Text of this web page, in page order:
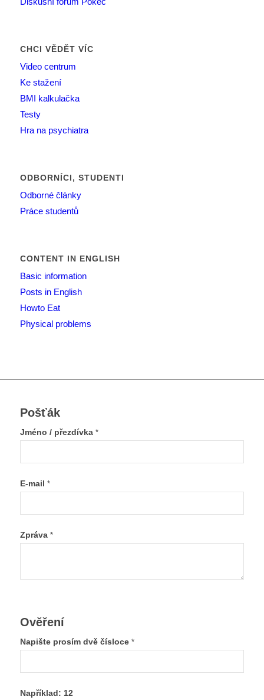
CHCI VĚDĚT VÍC
Video centrum
Ke stažení
BMI kalkulačka
Testy
Hra na psychiatra
ODBORNÍCI, STUDENTI
Odborné články
Práce studentů
CONTENT IN ENGLISH
Basic information
Posts in English
Howto Eat
Physical problems
Pošťák
Jméno / přezdívka *
E-mail *
Zpráva *
Ověření
Napište prosím dvě čísloce *
Například: 12